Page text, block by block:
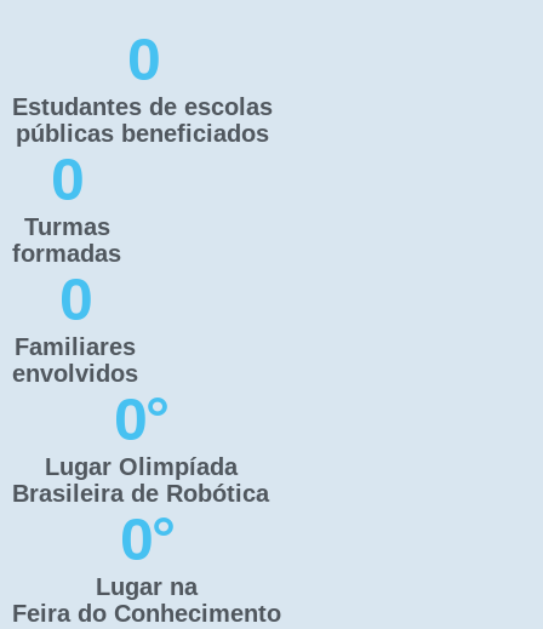
Estudantes de escolas
públicas beneficiados
0
Turmas
formadas
0
Familiares
envolvidos
0
Lugar Olimpíada
Brasileira de Robótica
0°
Lugar na
Feira do Conhecimento
0°